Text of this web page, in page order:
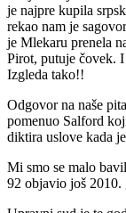
i koji nam je rekao
je najpre kupila
rekao nam je
je Mlekaru prenela
Pirot, putuje čovek. I
Odgovor na naše
pomenuo Salford
Mi smo se malo